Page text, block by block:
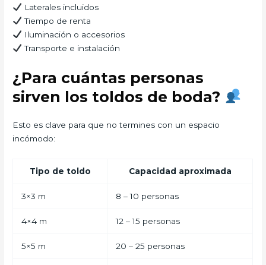
Laterales incluidos
Tiempo de renta
Iluminación o accesorios
Transporte e instalación
¿Para cuántas personas
sirven los toldos de boda?
Esto es clave para que no termines con un espacio
incómodo:
Tipo de toldo Capacidad aproximada
3×3 m 8 – 10 personas
4×4 m 12 – 15 personas
5×5 m 20 – 25 personas